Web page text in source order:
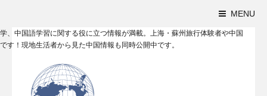
MENU
、中国語学習に関する役に立つ情報が満載。上海・蘇州旅行体験者や中国
す！現地生活者から見た中国情報も同時公開中です。